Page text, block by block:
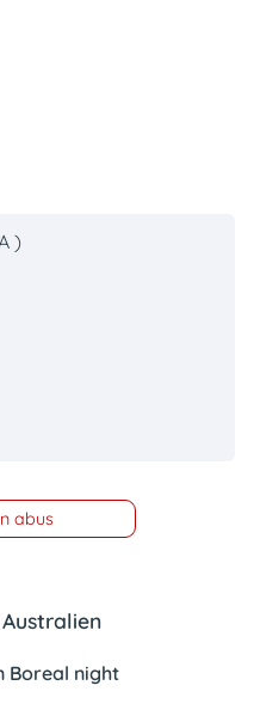
)
abus
Boreal night